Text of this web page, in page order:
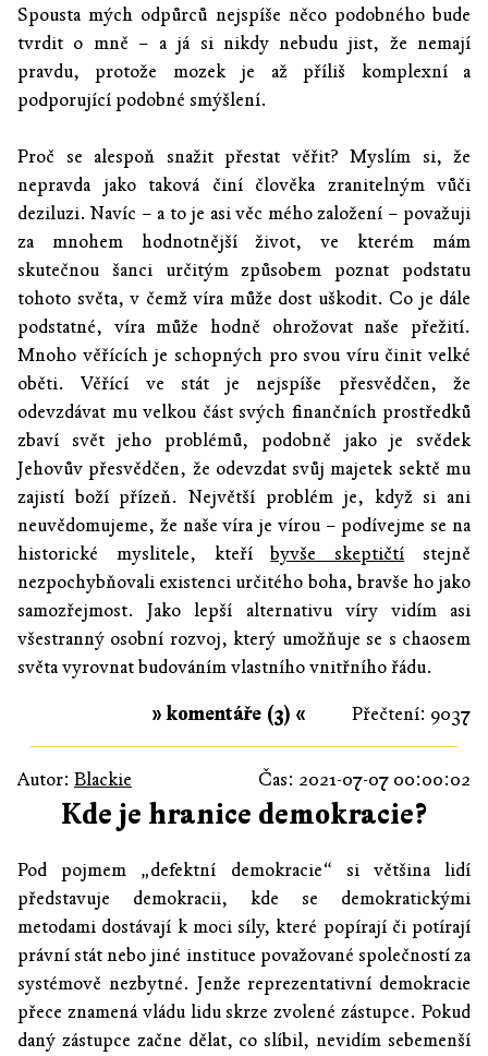
Spousta mých odpůrců nejspíše něco podobného bude
tvrdit o mně – a já si nikdy nebudu jist, že nemají
pravdu, protože mozek je až příliš komplexní a
podporující podobné smýšlení.
Proč se alespoň snažit přestat věřit? Myslím si, že
nepravda jako taková činí člověka zranitelným vůči
deziluzi. Navíc – a to je asi věc mého založení – považuji
za mnohem hodnotnější život, ve kterém mám
skutečnou šanci určitým způsobem poznat podstatu
tohoto světa, v čemž víra může dost uškodit. Co je dále
podstatné, víra může hodně ohrožovat naše přežití.
Mnoho věřících je schopných pro svou víru činit velké
oběti. Věřící ve stát je nejspíše přesvědčen, že
odevzdávat mu velkou část svých finančních prostředků
zbaví svět jeho problémů, podobně jako je svědek
Jehovův přesvědčen, že odevzdat svůj majetek sektě mu
zajistí boží přízeň. Největší problém je, když si ani
neuvědomujeme, že naše víra je vírou – podívejme se na
historické myslitele, kteříbyvše skeptičtí stejně
nezpochybňovali existenci určitého boha, bravše ho jako
samozřejmost. Jako lepší alternativu víry vidím asi
všestranný osobní rozvoj, který umožňuje se s chaosem
světa vyrovnat budováním vlastního vnitřního řádu.
Přečtení: 9037
» komentáře (3) «
Autor: Blackie Čas: 2021-07-07 00:00:02
Kde je hranice demokracie?
Pod pojmem „defektní demokracie“ si většina lidí
představuje demokracii, kde se demokratickými
metodami dostávají k moci síly, které popírají či potírají
právní stát nebo jiné instituce považované společností za
systémově nezbytné. Jenže reprezentativní demokracie
přece znamená vládu lidu skrze zvolené zástupce. Pokud
daný zástupce začne dělat, co slíbil, nevidím sebemenší